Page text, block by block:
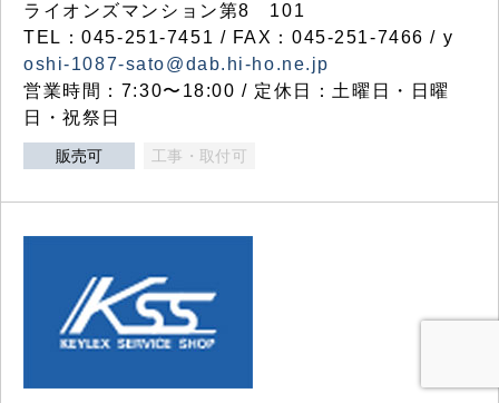
ライオンズマンション第8 101
TEL：045-251-7451 / FAX：045-251-7466 / y
oshi-1087-sato@dab.hi-ho.ne.jp
営業時間：7:30〜18:00 / 定休日：土曜日・日曜
日・祝祭日
販売可 工事・取付可